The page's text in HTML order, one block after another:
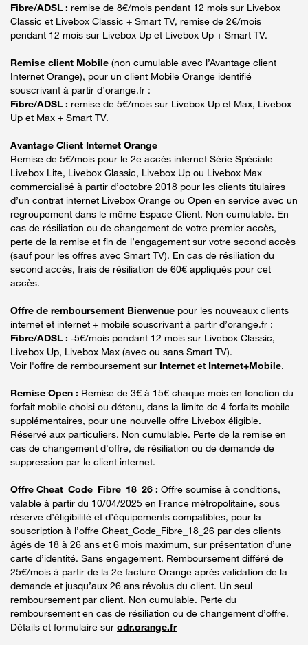
Fibre/ADSL : remise de 8€/mois pendant 12 mois sur Livebox
Classic et Livebox Classic + Smart TV, remise de 2€/mois
pendant 12 mois sur Livebox Up et Livebox Up + Smart TV.
Remise client Mobile (non cumulable avec l’Avantage client
Internet Orange), pour un client Mobile Orange identifié
souscrivant à partir d’orange.fr :
Fibre/ADSL : remise de 5€/mois sur Livebox Up et Max, Livebox
Up et Max + Smart TV.
Avantage Client Internet Orange
Remise de 5€/mois pour le 2e accès internet Série Spéciale
Livebox Lite, Livebox Classic, Livebox Up ou Livebox Max
commercialisé à partir d’octobre 2018 pour les clients titulaires
d’un contrat internet Livebox Orange ou Open en service avec un
regroupement dans le même Espace Client. Non cumulable. En
cas de résiliation ou de changement de votre premier accès,
perte de la remise et fin de l’engagement sur votre second accès
(sauf pour les offres avec Smart TV). En cas de résiliation du
second accès, frais de résiliation de 60€ appliqués pour cet
accès.
Offre de remboursement Bienvenue pour les nouveaux clients
internet et internet + mobile souscrivant à partir d’orange.fr :
Fibre/ADSL : -5€/mois pendant 12 mois sur Livebox Classic,
Livebox Up, Livebox Max (avec ou sans Smart TV).
Voir l'offre de remboursement sur Internet et Internet+Mobile.
Remise Open : Remise de 3€ à 15€ chaque mois en fonction du
forfait mobile choisi ou détenu, dans la limite de 4 forfaits mobile
supplémentaires, pour une nouvelle offre Livebox éligible.
Réservé aux particuliers. Non cumulable. Perte de la remise en
cas de changement d'offre, de résiliation ou de demande de
suppression par le client internet.
Offre Cheat_Code_Fibre_18_26 : Offre soumise à conditions,
valable à partir du 10/04/2025 en France métropolitaine, sous
réserve d’éligibilité et d’équipements compatibles, pour la
souscription à l’offre Cheat_Code_Fibre_18_26 par des clients
âgés de 18 à 26 ans et 6 mois maximum, sur présentation d’une
carte d’identité. Sans engagement. Remboursement différé de
25€/mois à partir de la 2e facture Orange après validation de la
demande et jusqu’aux 26 ans révolus du client. Un seul
remboursement par client. Non cumulable. Perte du
remboursement en cas de résiliation ou de changement d’offre.
Détails et formulaire sur odr.orange.fr